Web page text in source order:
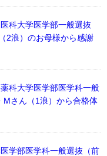
科大学医学部一般選抜
2浪）のお母様から感謝
科大学医学部医学科一般
Mさん（1浪）から合格体
学部医学科一般選抜（前